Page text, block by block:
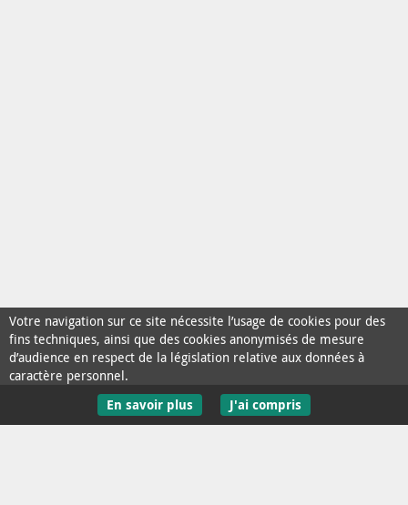
Votre navigation sur ce site nécessite l’usage de cookies pour des
fins techniques, ainsi que des cookies anonymisés de mesure
d’audience en respect de la législation relative aux données à
caractère personnel.
En savoir plus
J'ai compris